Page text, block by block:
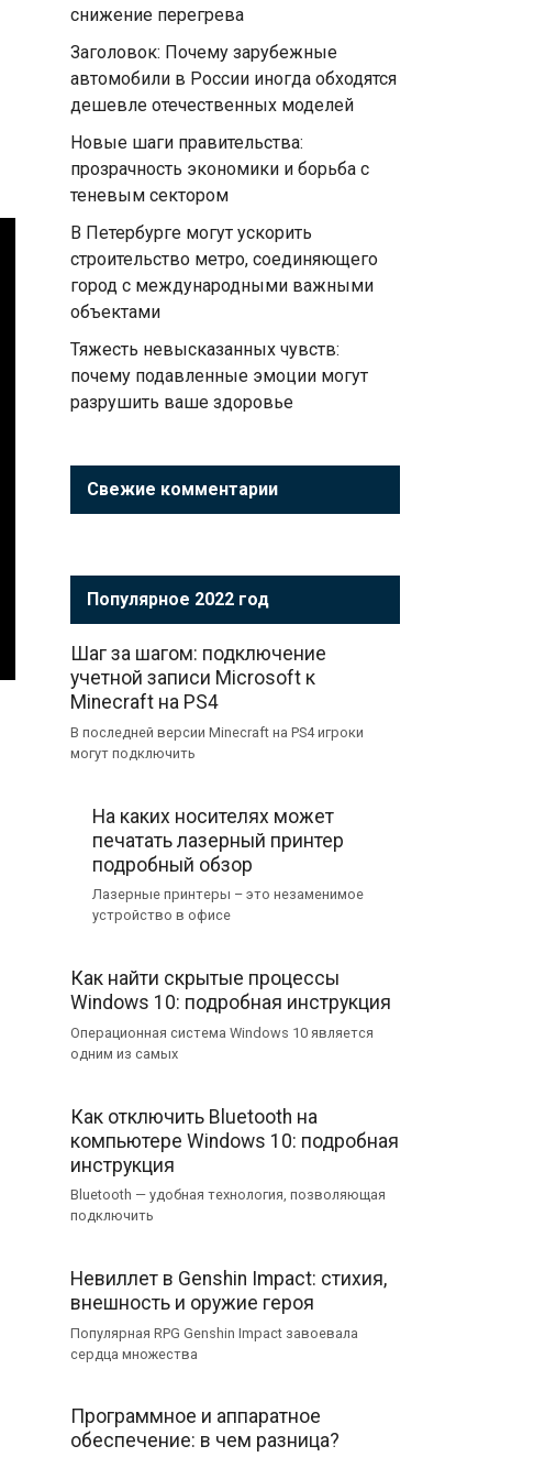
снижение перегрева
Заголовок: Почему зарубежные
автомобили в России иногда обходятся
дешевле отечественных моделей
Новые шаги правительства:
прозрачность экономики и борьба с
теневым сектором
В Петербурге могут ускорить
строительство метро, соединяющего
город с международными важными
объектами
Тяжесть невысказанных чувств:
почему подавленные эмоции могут
разрушить ваше здоровье
Свежие комментарии
Популярное 2022 год
Шаг за шагом: подключение
учетной записи Microsoft к
Minecraft на PS4
В последней версии Minecraft на PS4 игроки
могут подключить
На каких носителях может
печатать лазерный принтер
подробный обзор
Лазерные принтеры – это незаменимое
устройство в офисе
Как найти скрытые процессы
Windows 10: подробная инструкция
Операционная система Windows 10 является
одним из самых
Как отключить Bluetooth на
компьютере Windows 10: подробная
инструкция
Bluetooth — удобная технология, позволяющая
подключить
Невиллет в Genshin Impact: стихия,
внешность и оружие героя
Популярная RPG Genshin Impact завоевала
сердца множества
Программное и аппаратное
обеспечение: в чем разница?